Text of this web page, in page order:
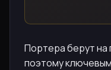
Портера берут
поэтому